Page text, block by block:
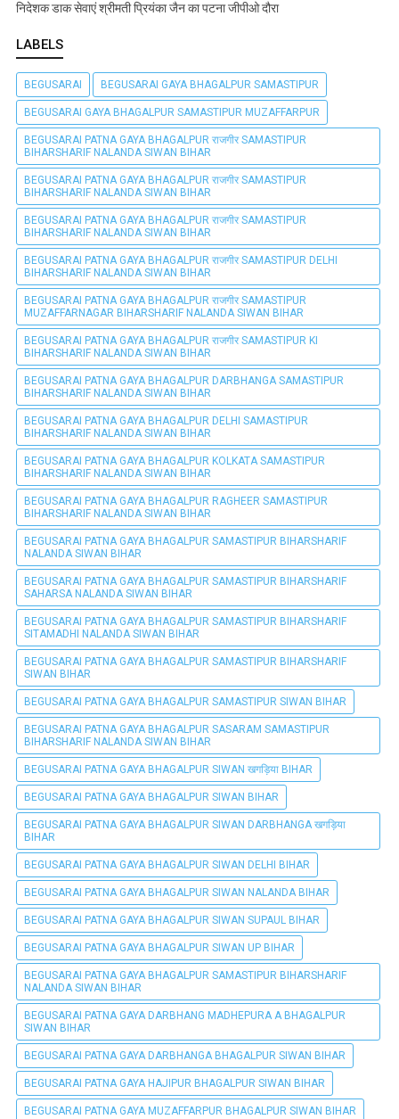
निदेशक डाक सेवाएं श्रीमती प्रियंका जैन का पटना जीपीओ दौरा
LABELS
BEGUSARAI BEGUSARAI GAYA BHAGALPUR SAMASTIPUR
BEGUSARAI GAYA BHAGALPUR SAMASTIPUR MUZAFFARPUR
BEGUSARAI PATNA GAYA BHAGALPUR राजगीर SAMASTIPUR
BIHARSHARIF NALANDA SIWAN BIHAR
BEGUSARAI PATNA GAYA BHAGALPUR राजगीर SAMASTIPUR
BIHARSHARIF NALANDA SIWAN BIHAR
BEGUSARAI PATNA GAYA BHAGALPUR राजगीर SAMASTIPUR
BIHARSHARIF NALANDA SIWAN BIHAR
BEGUSARAI PATNA GAYA BHAGALPUR राजगीर SAMASTIPUR DELHI
BIHARSHARIF NALANDA SIWAN BIHAR
BEGUSARAI PATNA GAYA BHAGALPUR राजगीर SAMASTIPUR
MUZAFFARNAGAR BIHARSHARIF NALANDA SIWAN BIHAR
BEGUSARAI PATNA GAYA BHAGALPUR राजगीर SAMASTIPUR KI
BIHARSHARIF NALANDA SIWAN BIHAR
BEGUSARAI PATNA GAYA BHAGALPUR DARBHANGA SAMASTIPUR
BIHARSHARIF NALANDA SIWAN BIHAR
BEGUSARAI PATNA GAYA BHAGALPUR DELHI SAMASTIPUR
BIHARSHARIF NALANDA SIWAN BIHAR
BEGUSARAI PATNA GAYA BHAGALPUR KOLKATA SAMASTIPUR
BIHARSHARIF NALANDA SIWAN BIHAR
BEGUSARAI PATNA GAYA BHAGALPUR RAGHEER SAMASTIPUR
BIHARSHARIF NALANDA SIWAN BIHAR
BEGUSARAI PATNA GAYA BHAGALPUR SAMASTIPUR BIHARSHARIF
NALANDA SIWAN BIHAR
BEGUSARAI PATNA GAYA BHAGALPUR SAMASTIPUR BIHARSHARIF
SAHARSA NALANDA SIWAN BIHAR
BEGUSARAI PATNA GAYA BHAGALPUR SAMASTIPUR BIHARSHARIF
SITAMADHI NALANDA SIWAN BIHAR
BEGUSARAI PATNA GAYA BHAGALPUR SAMASTIPUR BIHARSHARIF
SIWAN BIHAR
BEGUSARAI PATNA GAYA BHAGALPUR SAMASTIPUR SIWAN BIHAR
BEGUSARAI PATNA GAYA BHAGALPUR SASARAM SAMASTIPUR
BIHARSHARIF NALANDA SIWAN BIHAR
BEGUSARAI PATNA GAYA BHAGALPUR SIWAN खगड़िया BIHAR
BEGUSARAI PATNA GAYA BHAGALPUR SIWAN BIHAR
BEGUSARAI PATNA GAYA BHAGALPUR SIWAN DARBHANGA खगड़िया
BIHAR
BEGUSARAI PATNA GAYA BHAGALPUR SIWAN DELHI BIHAR
BEGUSARAI PATNA GAYA BHAGALPUR SIWAN NALANDA BIHAR
BEGUSARAI PATNA GAYA BHAGALPUR SIWAN SUPAUL BIHAR
BEGUSARAI PATNA GAYA BHAGALPUR SIWAN UP BIHAR
BEGUSARAI PATNA GAYA BHAGALPUR SAMASTIPUR BIHARSHARIF
NALANDA SIWAN BIHAR
BEGUSARAI PATNA GAYA DARBHANG MADHEPURA A BHAGALPUR
SIWAN BIHAR
BEGUSARAI PATNA GAYA DARBHANGA BHAGALPUR SIWAN BIHAR
BEGUSARAI PATNA GAYA HAJIPUR BHAGALPUR SIWAN BIHAR
BEGUSARAI PATNA GAYA MUZAFFARPUR BHAGALPUR SIWAN BIHAR